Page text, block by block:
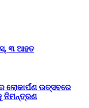
୩ ଆହତ
ଲୋକାର୍ପଣ ଉତ୍ସବରେ
ନିମନ୍ତ୍ରଣ